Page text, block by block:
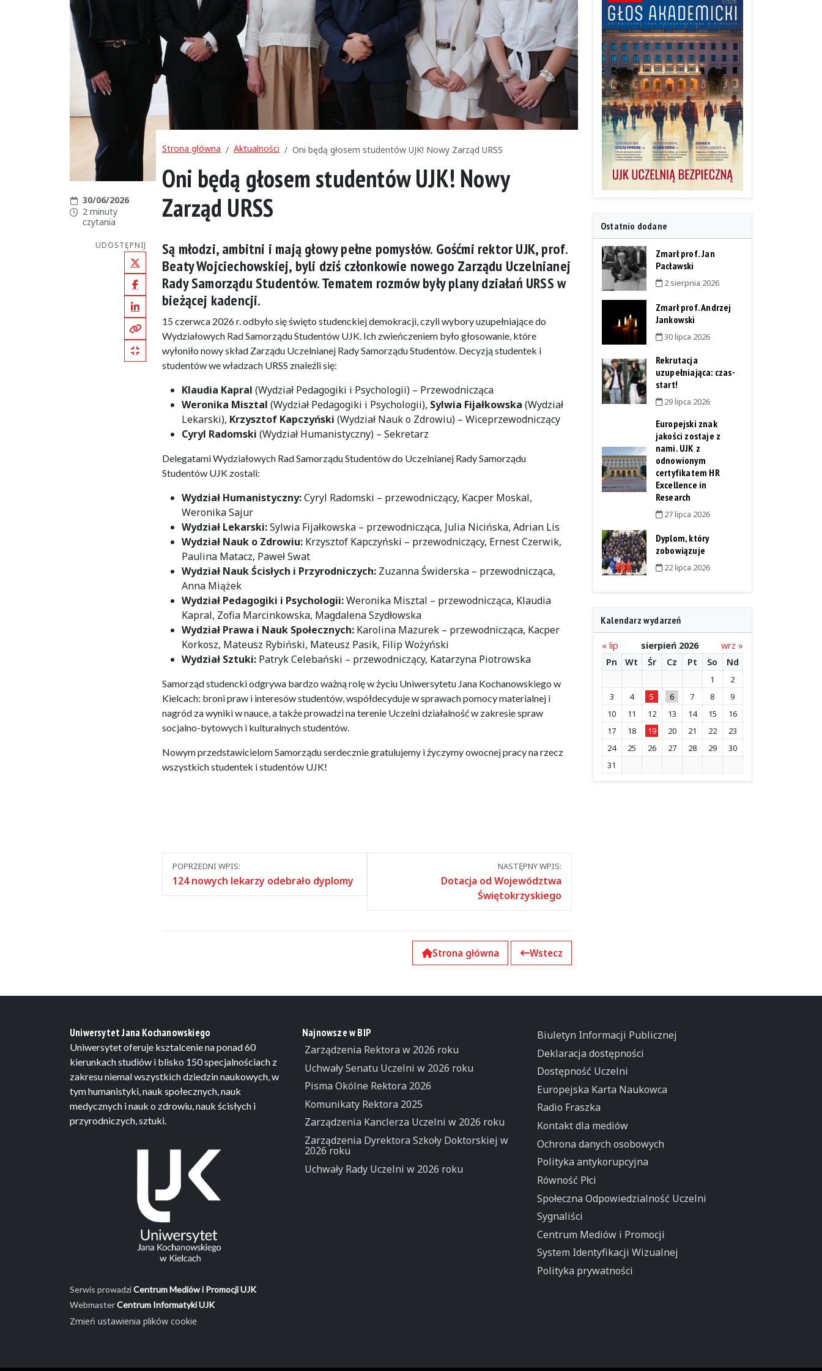
Data publikacji:
30/06/2026
Czas czytania:
2 minuty
czytania
UDOSTĘPNIJ
X (Twitter)
Facebook
LinkedIn
Kopiuj pełny link
Kopiuj krótki link
Strona główna Aktualności Oni będą głosem studentów UJK! Nowy Zarząd URSS
Oni będą głosem studentów UJK! Nowy
Zarząd URSS
Są młodzi, ambitni i mają głowy pełne pomysłów. Gośćmi rektor UJK, prof.
Beaty Wojciechowskiej, byli dziś członkowie nowego Zarządu Uczelnianej
Rady Samorządu Studentów. Tematem rozmów były plany działań URSS w
bieżącej kadencji.
15 czerwca 2026 r. odbyło się święto studenckiej demokracji, czyli wybory uzupełniające do
Wydziałowych Rad Samorządu Studentów UJK. Ich zwieńczeniem było głosowanie, które
wyłoniło nowy skład Zarządu Uczelnianej Rady Samorządu Studentów. Decyzją studentek i
studentów we władzach URSS znaleźli się:
Klaudia Kapral (Wydział Pedagogiki i Psychologii) – Przewodnicząca
Weronika Misztal (Wydział Pedagogiki i Psychologii), Sylwia Fijałkowska (Wydział
Lekarski), Krzysztof Kapczyński (Wydział Nauk o Zdrowiu) – Wiceprzewodniczący
Cyryl Radomski (Wydział Humanistyczny) – Sekretarz
Delegatami Wydziałowych Rad Samorządu Studentów do Uczelnianej Rady Samorządu
Studentów UJK zostali:
Wydział Humanistyczny:Cyryl Radomski – przewodniczący, Kacper Moskal,
Weronika Sajur
Wydział Lekarski:Sylwia Fijałkowska – przewodnicząca, Julia Nicińska, Adrian Lis
Wydział Nauk o Zdrowiu: Krzysztof Kapczyński – przewodniczący, Ernest Czerwik,
Paulina Matacz, Paweł Swat
Wydział Nauk Ścisłych i Przyrodniczych: Zuzanna Świderska – przewodnicząca,
Anna Miążek
Wydział Pedagogiki i Psychologii:Weronika Misztal – przewodnicząca, Klaudia
Kapral, Zofia Marcinkowska, Magdalena Szydłowska
Wydział Prawa i Nauk Społecznych: Karolina Mazurek – przewodnicząca, Kacper
Korkosz, Mateusz Rybiński, Mateusz Pasik, Filip Wożyński
Wydział Sztuki: Patryk Celebański – przewodniczący, Katarzyna Piotrowska
Samorząd studencki odgrywa bardzo ważną rolę w życiu Uniwersytetu Jana Kochanowskiego w
Kielcach: broni praw i interesów studentów, współdecyduje w sprawach pomocy materialnej i
nagród za wyniki w nauce, a także prowadzi na terenie Uczelni działalność w zakresie spraw
socjalno-bytowych i kulturalnych studentów.
Nowym przedstawicielom Samorządu serdecznie gratulujemy i życzymy owocnej pracy na rzecz
wszystkich studentek i studentów UJK!
Nawigacja
między
POPRZEDNI WPIS:
124 nowych lekarzy odebrało dyplomy
NASTĘPNY WPIS:
Dotacja od Województwa
Świętokrzyskiego
Strona główna Wstecz
Ostatnio dodane
Zmarł prof. Jan
Pacławski
2 sierpnia 2026
Zmarł prof. Andrzej
Jankowski
30 lipca 2026
Rekrutacja
uzupełniająca: czas-
start!
29 lipca 2026
Europejski znak
jakości zostaje z
nami. UJK z
odnowionym
certyfikatem HR
Excellence in
Research
27 lipca 2026
Dyplom, który
zobowiązuje
22 lipca 2026
Kalendarz wydarzeń
« lip sierpień 2026
wrz »
Pn
Wt Śr Cz Pt So Nd
1
2
3
4 5 6 7 8
9
10
11 12 13 14 15
16
17
18 19 20 21 22
23
24
25 26 27 28 29
30
31
Uniwersytet Jana Kochanowskiego
Uniwersytet oferuje ksztalcenie na ponad 60
kierunkach studiów i blisko 150 specjalnościach z
zakresu niemal wszystkich dziedzin naukowych, w
tym humanistyki, nauk społecznych, nauk
medycznych i nauk o zdrowiu, nauk ścisłych i
przyrodniczych, sztuki.
Serwis prowadziCentrum Mediów i Promocji UJK
WebmasterCentrum Informatyki UJK
Zmień ustawienia plików cookie
Najnowsze w BIP
Zarządzenia Rektora w 2026 roku
Uchwały Senatu Uczelni w 2026 roku
Pisma Okólne Rektora 2026
Komunikaty Rektora 2025
Zarządzenia Kanclerza Uczelni w 2026 roku
Zarządzenia Dyrektora Szkoły Doktorskiej w
2026 roku
Uchwały Rady Uczelni w 2026 roku
Biuletyn Informacji Publicznej
Deklaracja dostępności
Dostępność Uczelni
Europejska Karta Naukowca
Radio Fraszka
Kontakt dla mediów
Ochrona danych osobowych
Polityka antykorupcyjna
Równość Płci
Społeczna Odpowiedzialność Uczelni
Sygnaliści
Centrum Mediów i Promocji
System Identyfikacji Wizualnej
Polityka prywatności